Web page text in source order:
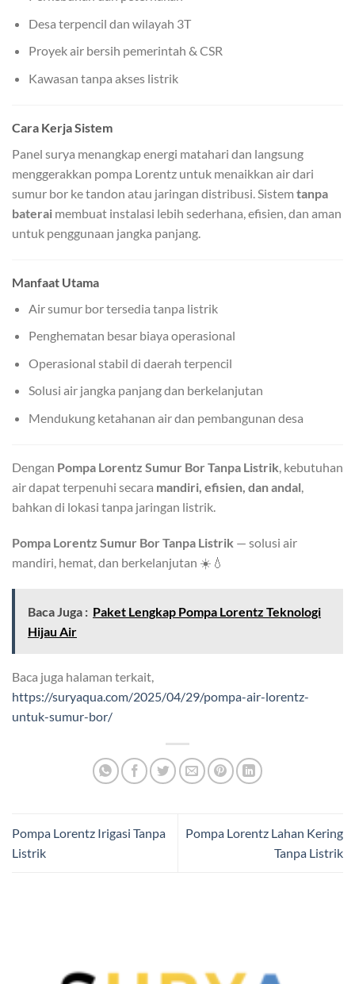
Desa terpencil dan wilayah 3T
Proyek air bersih pemerintah & CSR
Kawasan tanpa akses listrik
Cara Kerja Sistem
Panel surya menangkap energi matahari dan langsung
menggerakkan pompa Lorentz untuk menaikkan air dari
sumur bor ke tandon atau jaringan distribusi. Sistem tanpa
baterai membuat instalasi lebih sederhana, efisien, dan aman
untuk penggunaan jangka panjang.
Manfaat Utama
Air sumur bor tersedia tanpa listrik
Penghematan besar biaya operasional
Operasional stabil di daerah terpencil
Solusi air jangka panjang dan berkelanjutan
Mendukung ketahanan air dan pembangunan desa
Dengan Pompa Lorentz Sumur Bor Tanpa Listrik , kebutuhan
air dapat terpenuhi secara mandiri, efisien, dan andal
bahkan di lokasi tanpa jaringan listrik.
Pompa Lorentz Sumur Bor Tanpa Listrik — solusi air
mandiri, hemat, dan berkelanjutan ☀️💧
Baca Juga : Paket Lengkap Pompa Lorentz Teknologi
Hijau Air
Baca juga halaman terkait,
https://suryaqua.com/2025/04/29/pompa-air-lorentz-
untuk-sumur-bor/
Pompa Lorentz Irigasi Tanpa
Listrik
Pompa Lorentz Lahan Kering
Tanpa Listrik